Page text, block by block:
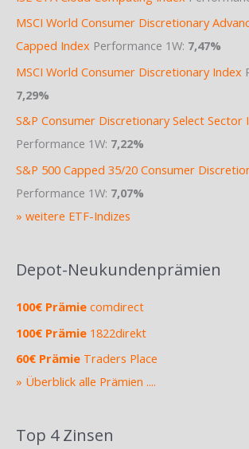
MSCI World Consumer Discretionary
Capped Index Performance 1W: 7,47%
MSCI World Consumer Discretionary Index
7,29%
S&P Consumer Discretionary Select Sector
Performance 1W: 7,22%
S&P 500 Capped 35/20 Consumer
Performance 1W: 7,07%
» weitere ETF-Indizes
Depot-Neukundenprämien
100€ Prämie comdirect
100€ Prämie 1822direkt
60€ Prämie Traders Place
» Überblick alle Prämien ....
Top 4 Zinsen